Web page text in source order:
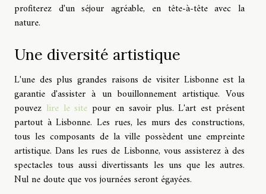
profiterez d'un séjour agréable, en tête-à-tête avec la
nature.
Une diversité artistique
L'une des plus grandes raisons de visiter Lisbonne est la
garantie d'assister à un bouillonnement artistique. Vous
pouvez lire le site pour en savoir plus. L'art est présent
partout à Lisbonne. Les rues, les murs des constructions,
tous les composants de la ville possèdent une empreinte
artistique. Dans les rues de Lisbonne, vous assisterez à des
spectacles tous aussi divertissants les uns que les autres.
Nul ne doute que vos journées seront égayées.